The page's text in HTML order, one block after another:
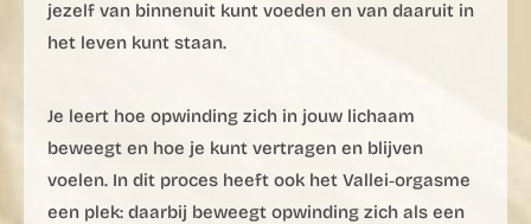
jezelf van binnenuit kunt voeden en van daaruit in
het leven kunt staan.
Je leert hoe opwinding zich in jouw lichaam
beweegt en hoe je kunt vertragen en blijven
voelen. In dit proces heeft ook het Vallei‑orgasme
een plek: daarbij beweegt opwinding zich als een